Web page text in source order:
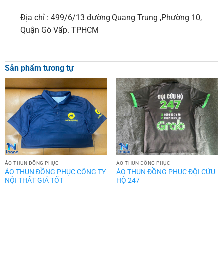
Địa chỉ : 499/6/13 đường Quang Trung ,Phường 10,
Quận Gò Vấp. TPHCM
Sản phẩm tương tự
ÁO THUN ĐỒNG PHỤC
ÁO THUN ĐỒNG PHỤC CÔNG TY
NỘI THẤT GIÁ TỐT
ÁO THUN ĐỒNG PHỤC
ÁO THUN ĐỒNG PHỤC ĐỘI CỨU
HỘ 247